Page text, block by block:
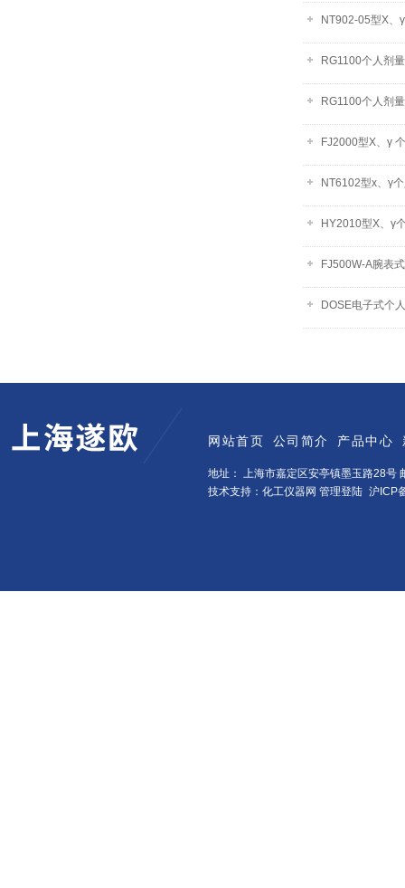
NT902-05型X、
RG1100个人剂
RG1100个人剂
FJ2000型X、γ
NT6102型x、γ
HY2010型X、γ
FJ500W-A腕表
DOSE电子式个
网站首页 公司简介 产品中心
地址： 上海市嘉定区安亭镇墨玉路28号
技术支持：化工仪器网 管理登陆 沪ICP